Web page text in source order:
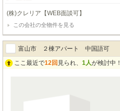
(株)クレリア【WEB面談可】
この会社の全物件を見る
富山市 ２棟アパート 中国語可
ここ最近で12回 見られ、 1人が検討中！